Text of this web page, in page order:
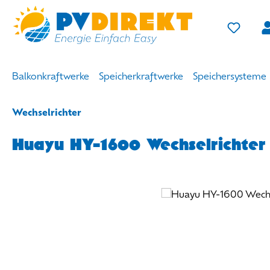
Hauptinhalt springen
Zur Suche springen
Zur Hauptnavigation springen
Du
Balkonkraftwerke Speicherkraftwerke Speichersysteme
Wechselrichter
Huayu HY-1600 Wechselrichter